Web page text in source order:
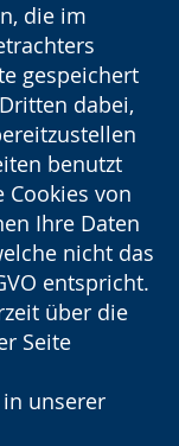
die im
gespeichert
dabei,
benutzt
Cookies von
Ihre Daten
nicht das
entspricht.
über die
Seite
unserer